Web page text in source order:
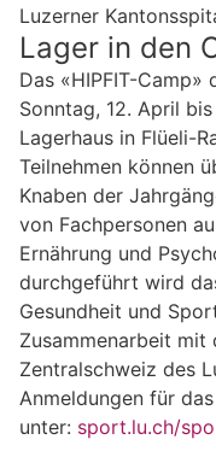
Luzerner
Lager in den
Das «HIPFIT-
Sonntag, 12. April
Lagerhaus in Flüeli-
Teilnehmen können
Knaben der
von Fachpersonen
Ernährung und
durchgeführt wird
Gesundheit und
Zusammenarbeit
Zentralschweiz des
Anmeldungen für
unter: sport.lu.ch/